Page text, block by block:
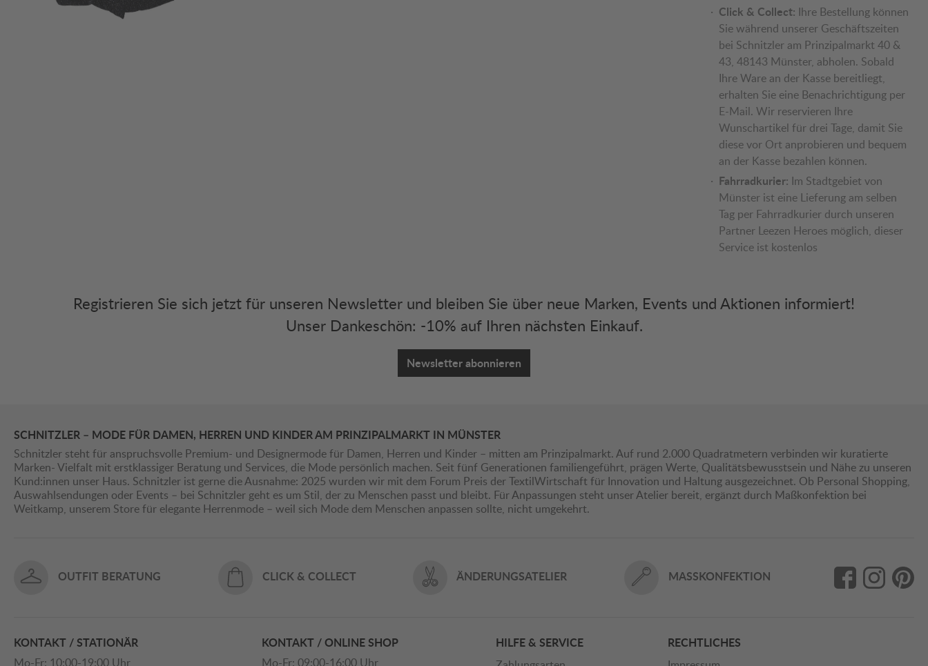
Click & Collect: Ihre Bestellung können
Sie während unserer Geschäftszeiten
bei Schnitzler am Prinzipalmarkt 40 &
43, 48143 Münster, abholen. Sobald
Ihre Ware an der Kasse bereitliegt,
erhalten Sie eine Benachrichtigung per
E-Mail. Wir reservieren Ihre
Wunschartikel für drei Tage, damit Sie
diese vor Ort anprobieren und bequem
an der Kasse bezahlen können.
Fahrradkurier: Im Stadtgebiet von
Münster ist eine Lieferung am selben
Tag per Fahrradkurier durch unseren
Partner Leezen Heroes möglich, dieser
Service ist kostenlos
Registrieren Sie sich jetzt für unseren Newsletter und bleiben Sie über neue Marken, Events und Aktionen informiert!
Unser Dankeschön: -10% auf Ihren nächsten Einkauf.
Newsletter abonnieren
SCHNITZLER – MODE FÜR DAMEN, HERREN UND KINDER AM PRINZIPALMARKT IN MÜNSTER
Schnitzler steht für anspruchsvolle Premium- und Designermode für Damen, Herren und Kinder – mitten am Prinzipalmarkt. Auf rund 2.000 Quadratmetern verbinden wir kuratierte
Marken- Vielfalt mit erstklassiger Beratung und Services, die Mode persönlich machen. Seit fünf Generationen familiengeführt, prägen Werte, Qualitätsbewusstsein und Nähe zu unseren
Kund:innen unser Haus. Schnitzler ist gerne die Ausnahme: 2025 wurden wir mit dem Forum Preis der TextilWirtschaft für Innovation und Haltung ausgezeichnet. Ob Personal Shopping,
Auswahlsendungen oder Events – bei Schnitzler geht es um Stil, der zu Menschen passt und bleibt. Für Anpassungen steht unser Atelier bereit, ergänzt durch Maßkonfektion bei
Weitkamp, unserem Store für elegante Herrenmode – weil sich Mode dem Menschen anpassen sollte, nicht umgekehrt.
OUTFIT BERATUNG CLICK & COLLECT ÄNDERUNGSATELIER MASSKONFEKTION
KONTAKT / STATIONÄR
Mo-Fr: 10:00-19:00 Uhr
KONTAKT / ONLINE SHOP
Mo-Fr: 09:00-16:00 Uhr
HILFE & SERVICE RECHTLICHES